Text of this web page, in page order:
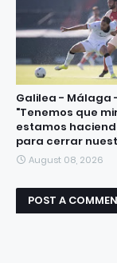
Galilea - Málaga
"Tenemos que
estamos
para cerrar
August 08, 2026
POST A